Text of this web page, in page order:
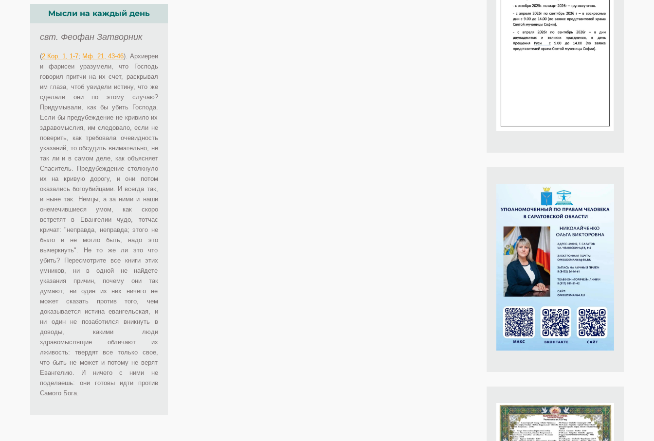
Мысли на каждый день
свт. Феофан Затворник
(2 Кор. 1, 1-7; Мф. 21, 43-46). Архиереи
и фарисеи уразумели, что Господь
говорил притчи на их счет, раскрывал
им глаза, чтоб увидели истину, что же
сделали они по этому случаю?
Придумывали, как бы убить Господа.
Если бы предубеждение не кривило их
здравомыслия, им следовало, если не
поверить, как требовала очевидность
указаний, то обсудить внимательно, не
так ли и в самом деле, как объясняет
Спаситель. Предубеждение столкнуло
их на кривую дорогу, и они потом
оказались богоубийцами. И всегда так,
и ныне так. Немцы, а за ними и наши
онемечившиеся умом, как скоро
встретят в Евангелии чудо, тотчас
кричат: "неправда, неправда; этого не
было и не могло быть, надо это
вычеркнуть". Не то же ли это что
убить? Пересмотрите все книги этих
умников, ни в одной не найдете
указания причин, почему они так
думают; ни один из них ничего не
может сказать против того, чем
доказывается истина евангельская, и
ни один не позаботился вникнуть в
доводы, какими люди
здравомыслящие обличают их
лживость: твердят все только свое,
что быть не может и потому не верят
Евангелию. И ничего с ними не
поделаешь: они готовы идти против
Самого Бога.